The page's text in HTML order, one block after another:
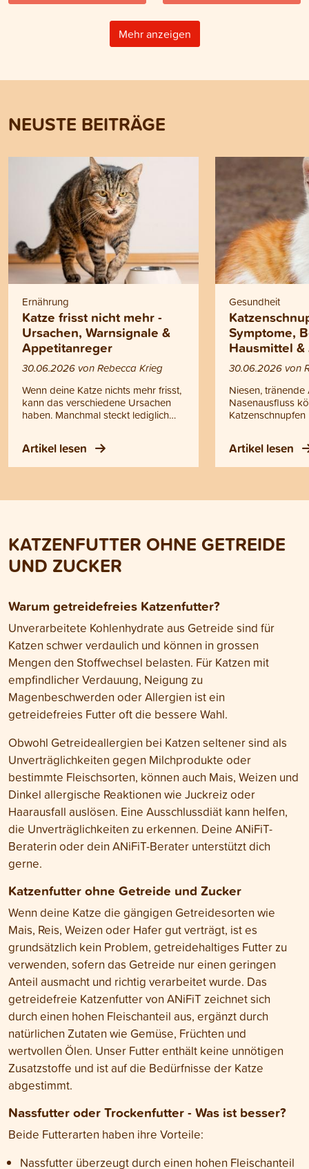
Mehr anzeigen
NEUSTE BEITRÄGE
Ernährung
Katze frisst nicht mehr -
Ursachen, Warnsignale &
Appetitanreger
30.06.2026 von Rebecca Krieg
Wenn deine Katze nichts mehr frisst,
kann das verschiedene Ursachen
haben. Manchmal steckt lediglich
dahinter, manchmal können aber
auch gesundheitliche Probleme die
Ursache sein. Doch wann helfen
solltest du zum Tierarzt gehen?
Artikel lesen
Gesundheit
Symptome,
Hausmittel
30.06.2026 von
Niesen,
Nasenausfluss
einfache
ansteckende
oberen
geschwächte
Appetitlosigkeit
Mattigkeit sollte
Artikel lesen
KATZENFUTTER OHNE GETREIDE
UND ZUCKER
Warum getreidefreies Katzenfutter?
Unverarbeitete Kohlenhydrate aus Getreide sind für
Katzen schwer verdaulich und können in grossen
Mengen den Stoffwechsel belasten. Für Katzen mit
empfindlicher Verdauung, Neigung zu
Magenbeschwerden oder Allergien ist ein
getreidefreies Futter oft die bessere Wahl.
Obwohl Getreideallergien bei Katzen seltener sind als
Unverträglichkeiten gegen Milchprodukte oder
bestimmte Fleischsorten, können auch Mais, Weizen und
Dinkel allergische Reaktionen wie Juckreiz oder
Haarausfall auslösen. Eine Ausschlussdiät kann helfen,
die Unverträglichkeiten zu erkennen. Deine ANiFiT-
Beraterin oder dein ANiFiT-Berater unterstützt dich
gerne.
Katzenfutter ohne Getreide und Zucker
Wenn deine Katze die gängigen Getreidesorten wie
Mais, Reis, Weizen oder Hafer gut verträgt, ist es
grundsätzlich kein Problem, getreidehaltiges Futter zu
verwenden, sofern das Getreide nur einen geringen
Anteil ausmacht und richtig verarbeitet wurde. Das
getreidefreie Katzenfutter von ANiFiT zeichnet sich
durch einen hohen Fleischanteil aus, ergänzt durch
natürlichen Zutaten wie Gemüse, Früchten und
wertvollen Ölen. Unser Futter enthält keine unnötigen
Zusatzstoffe und ist auf die Bedürfnisse der Katze
abgestimmt.
Nassfutter oder Trockenfutter - Was ist besser?
Beide Futterarten haben ihre Vorteile:
Nassfutter überzeugt durch einen hohen Fleischanteil